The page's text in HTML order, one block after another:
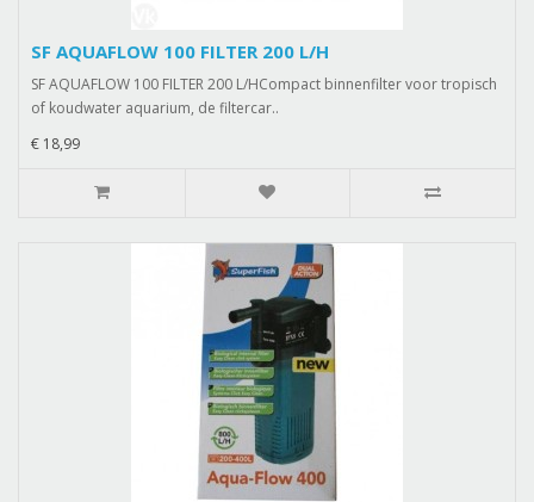
SF AQUAFLOW 100 FILTER 200 L/H
SF AQUAFLOW 100 FILTER 200 L/HCompact binnenfilter voor tropisch
of koudwater aquarium, de filtercar..
€ 18,99